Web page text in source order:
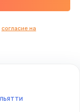
согласие на